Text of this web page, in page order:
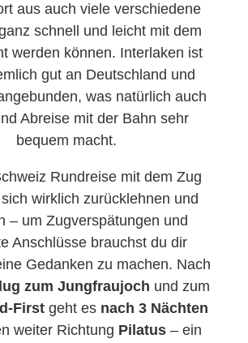
aus auch viele verschiedene
schnell und leicht mit dem
werden können. Interlaken ist
gut an Deutschland und
was natürlich auch
Abreise mit der Bahn sehr
bequem macht.
Rundreise mit dem Zug
wirklich zurücklehnen und
– um Zugverspätungen und
Anschlüsse brauchst du dir
Gedanken zu machen. Nach
zum Jungfraujoch und zum
Firstgeht es nach 3 Nächten
weiter Richtung Pilatus – ein